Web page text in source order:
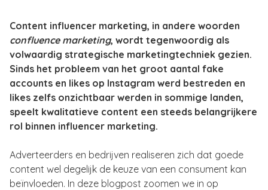
Content influencer marketing, in andere woorden
confluence marketing, wordt tegenwoordig als
volwaardig strategische marketingtechniek gezien.
Sinds het probleem van het groot aantal fake
accounts en likes op Instagram werd bestreden en
likes zelfs onzichtbaar werden in sommige landen,
speelt kwalitatieve content een steeds belangrijkere
rol binnen influencer marketing.
Adverteerders en bedrijven realiseren zich dat goede
content wel degelijk de keuze van een consument kan
beïnvloeden. In deze blogpost zoomen we in op